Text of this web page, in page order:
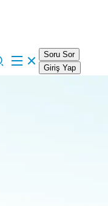
Soru Sor
Giriş Yap